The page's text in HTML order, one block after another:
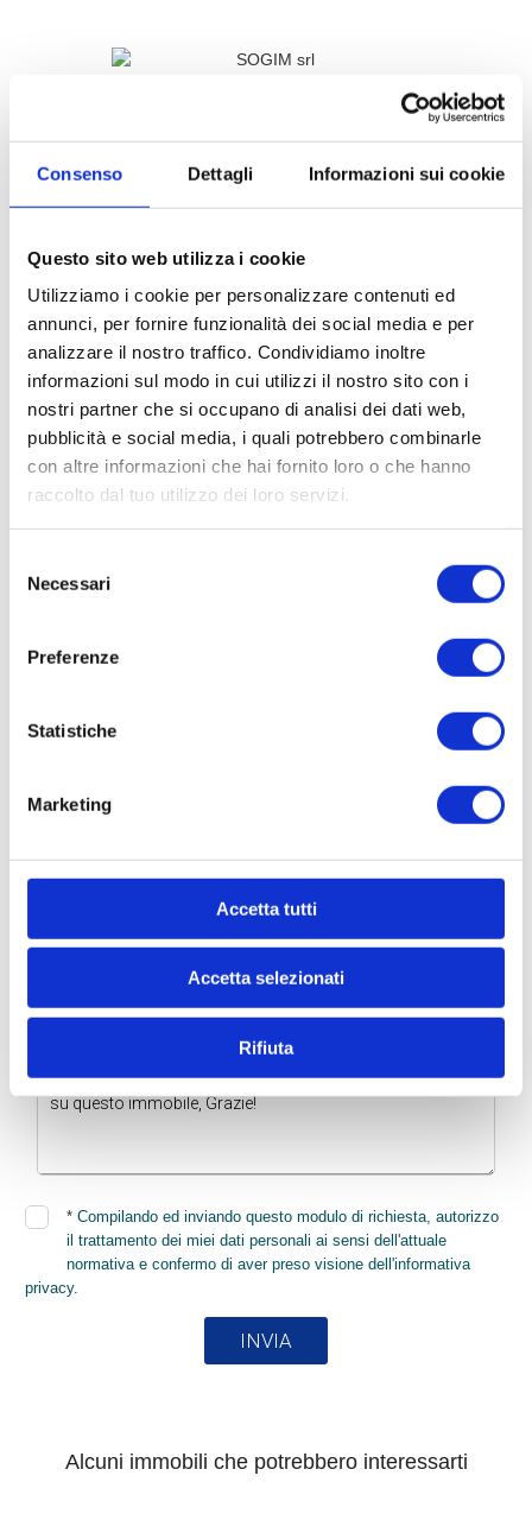
Consenso Dettagli Informazioni sui cookie
Questo sito web utilizza i cookie
Utilizziamo i cookie per personalizzare contenuti ed
annunci, per fornire funzionalità dei social media e per
analizzare il nostro traffico. Condividiamo inoltre
informazioni sul modo in cui utilizzi il nostro sito con i
nostri partner che si occupano di analisi dei dati web,
pubblicità e social media, i quali potrebbero combinarle
con altre informazioni che hai fornito loro o che hanno
raccolto dal tuo utilizzo dei loro servizi.
delNecessari
Preferenze
Statistiche
Marketing
Accetta tutti
Accetta selezionati
Rifiuta
SOGIM SRL
P.IVA: 06407680963
richieste@sogim.net
02660709 ...
* Telefono
* Di quali informazioni hai bisogno?
*Compilando ed inviando questo modulo di richiesta, autorizzo
il trattamento dei miei dati personali ai sensi dell'attuale
normativa e confermo di aver preso visione dell'informativa
privacy.
INVIA
Alcuni immobili che potrebbero interessarti